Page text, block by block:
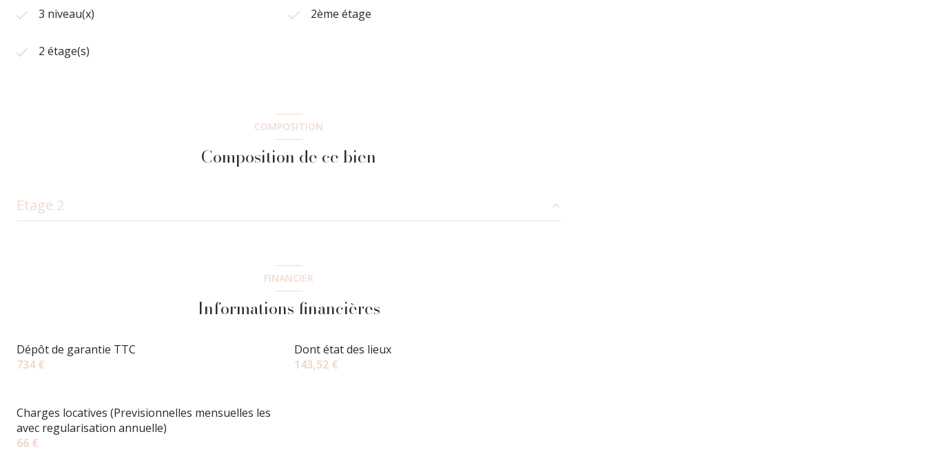
3 niveau(x) 2ème étage
2 étage(s)
COMPOSITION
Composition de ce bien
Etage 2
FINANCIER
Informations financières
Dont état des lieux
143,52 €
Dépôt de garantie TTC
734 €
Charges locatives (Previsionnelles mensuelles les
avec regularisation annuelle)
66 €